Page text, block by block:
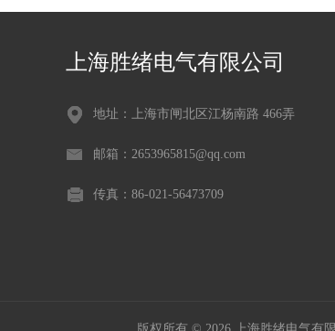
上海胜绪电气有限公司
地址：上海市闸北区江杨南路 466弄
邮箱：2653965815@qq.com
传真：86-021-56473709